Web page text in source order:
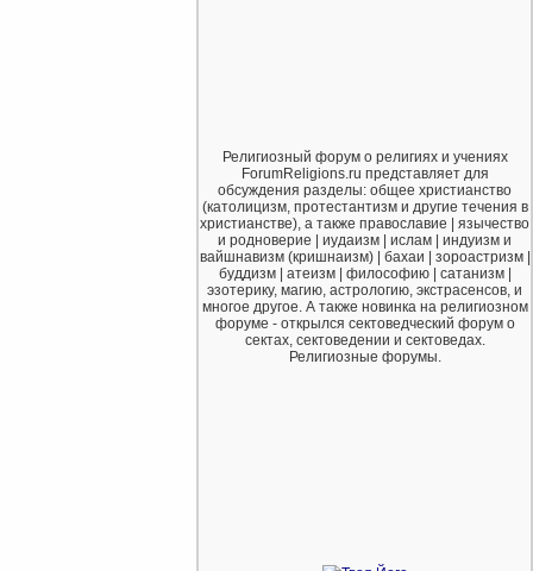
Религиозный форум о религиях и учениях
ForumReligions.ru представляет для
обсуждения разделы: общее христианство
(католицизм, протестантизм и другие течения в
христианстве), а также православие | язычество
и родноверие | иудаизм | ислам | индуизм и
вайшнавизм (кришнаизм) | бахаи | зороастризм |
буддизм | атеизм | философию | сатанизм |
эзотерику, магию, астрологию, экстрасенсов, и
многое другое. А также новинка на религиозном
форуме - открылся сектоведческий форум о
сектах, сектоведении и сектоведах.
Религиозные форумы.